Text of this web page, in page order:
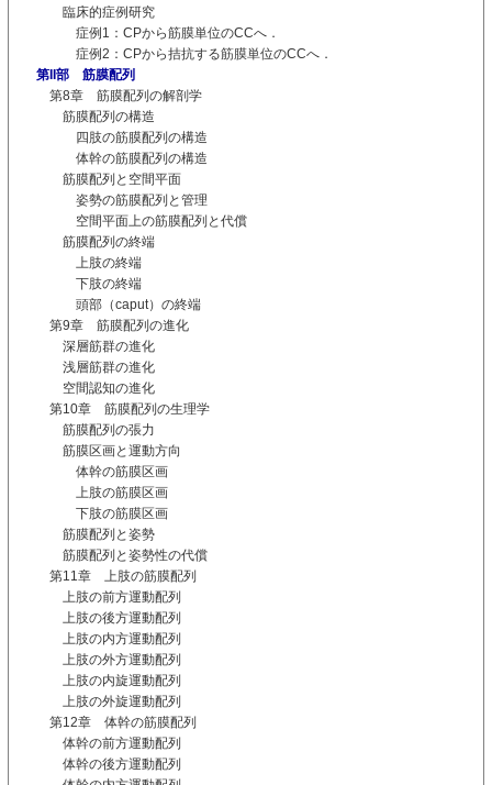
臨床的症例研究
症例1：CPから筋膜単位のCCへ．
症例2：CPから拮抗する筋膜単位のCCへ．
第II部 筋膜配列
第8章 筋膜配列の解剖学
筋膜配列の構造
四肢の筋膜配列の構造
体幹の筋膜配列の構造
筋膜配列と空間平面
姿勢の筋膜配列と管理
空間平面上の筋膜配列と代償
筋膜配列の終端
上肢の終端
下肢の終端
頭部（caput）の終端
第9章 筋膜配列の進化
深層筋群の進化
浅層筋群の進化
空間認知の進化
第10章 筋膜配列の生理学
筋膜配列の張力
筋膜区画と運動方向
体幹の筋膜区画
上肢の筋膜区画
下肢の筋膜区画
筋膜配列と姿勢
筋膜配列と姿勢性の代償
第11章 上肢の筋膜配列
上肢の前方運動配列
上肢の後方運動配列
上肢の内方運動配列
上肢の外方運動配列
上肢の内旋運動配列
上肢の外旋運動配列
第12章 体幹の筋膜配列
体幹の前方運動配列
体幹の後方運動配列